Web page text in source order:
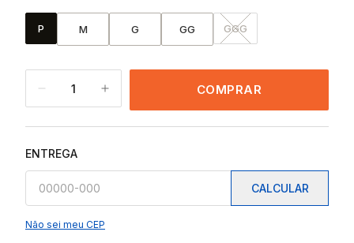
P M G GG GGG
1 COMPRAR
ENTREGA
CALCULAR
Não sei meu CEP